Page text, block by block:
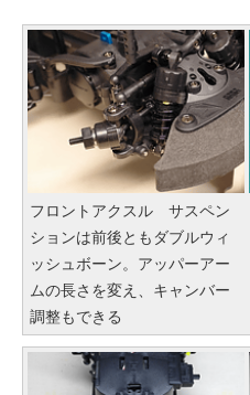
フロントアクスル サスペン
ションは前後ともダブルウィ
ッシュボーン。アッパーアー
ムの長さを変え、キャンバー
調整もできる